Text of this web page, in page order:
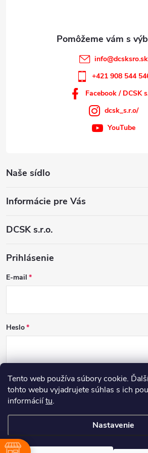
Tento web používa súbory cookie.
tohto webu vyjadrujete súhlas s ich
informáciítu.
Nastavenie
Naše sídlo
Informácie pre Vás
DCSK s.r.o.
info@dcsksro.sk
+421 908 544
Facebook / DCSK
dcsk_s.r.o/
YouTube
Prihlásenie
E-mail
Heslo
PRIHLÁSIŤ SA
. Všetky